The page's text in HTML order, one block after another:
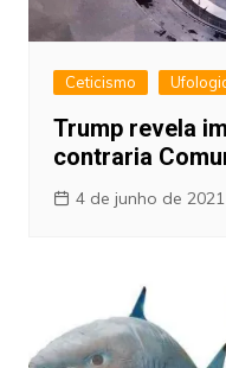
Ceticismo
Trump revela
contraria
4 de junho de 2021